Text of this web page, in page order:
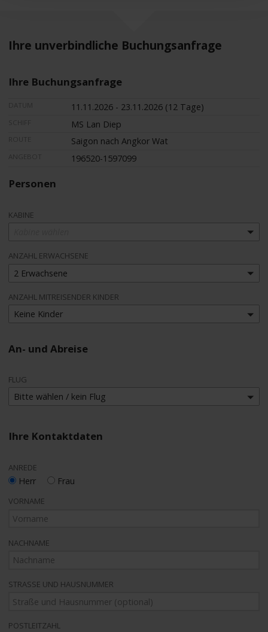
Ihre unverbindliche Buchungsanfrage
Ihre Buchungsanfrage
11.11.2026 - 23.11.2026 (12 Tage)
MS Lan Diep
Saigon nach Angkor Wat
196520-1597099
Personen
KABINE
ANZAHL ERWACHSENE
2 Erwachsene
ANZAHL MITREISENDER KINDER
Keine Kinder
An- und Abreise
FLUG
Bitte wählen / kein Flug
Ihre Kontaktdaten
ANREDE
Herr Frau
VORNAME
NACHNAME
STRASSE UND HAUSNUMMER
POSTLEITZAHL